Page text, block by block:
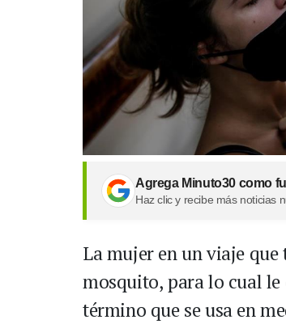
Agrega Minuto30 como
Haz clic y recibe más noticias
La mujer en un viaje
mosquito, para lo cual
término que se usa en